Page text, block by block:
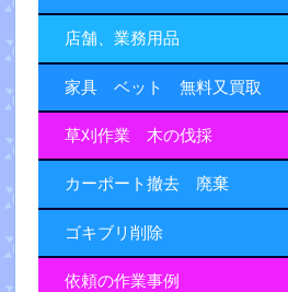
店舗、業務用品
家具 ベット 無料又買取
草刈作業 木の伐採
カーポート撤去 廃棄
ゴキブリ削除
依頼の作業事例